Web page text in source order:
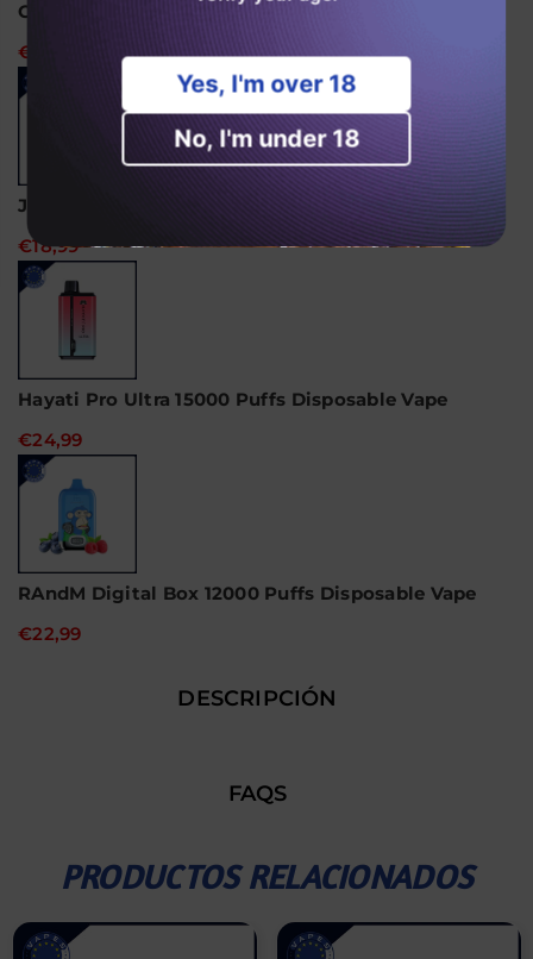
Ghost Pro 3500 Puffs Disposable Vape
€14,99
JNR Alien 10000 caladas Vaper desechable
€18,99
Hayati Pro Ultra 15000 Puffs Disposable Vape
€24,99
RAndM Digital Box 12000 Puffs Disposable Vape
€22,99
DESCRIPCIÓN
FAQS
PRODUCTOS RELACIONADOS
Yes, I'm over 18
No, I'm under 18